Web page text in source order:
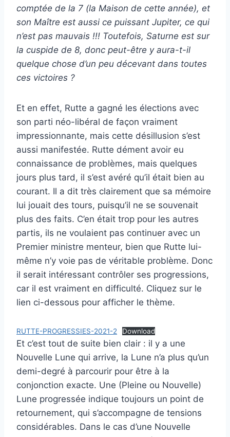
comptée de la 7 (la Maison de cette année), et
son Maître est aussi ce puissant Jupiter, ce qui
n’est pas mauvais !!! Toutefois, Saturne est sur
la cuspide de 8, donc peut-être y aura-t-il
quelque chose d’un peu décevant dans toutes
ces victoires ?
Et en effet, Rutte a gagné les élections avec
son parti néo-libéral de façon vraiment
impressionnante, mais cette désillusion s’est
aussi manifestée. Rutte dément avoir eu
connaissance de problèmes, mais quelques
jours plus tard, il s’est avéré qu’il était bien au
courant. Il a dit très clairement que sa mémoire
lui jouait des tours, puisqu’il ne se souvenait
plus des faits. C’en était trop pour les autres
partis, ils ne voulaient pas continuer avec un
Premier ministre menteur, bien que Rutte lui-
même n’y voie pas de véritable problème. Donc
il serait intéressant contrôler ses progressions,
car il est vraiment en difficulté. Cliquez sur le
lien ci-dessous pour afficher le thème.
RUTTE-PROGRESSIES-2021-2 Download
Et c’est tout de suite bien clair : il y a une
Nouvelle Lune qui arrive, la Lune n’a plus qu’un
demi-degré à parcourir pour être à la
conjonction exacte. Une (Pleine ou Nouvelle)
Lune progressée indique toujours un point de
retournement, qui s’accompagne de tensions
considérables. Dans le cas d’une Nouvelle